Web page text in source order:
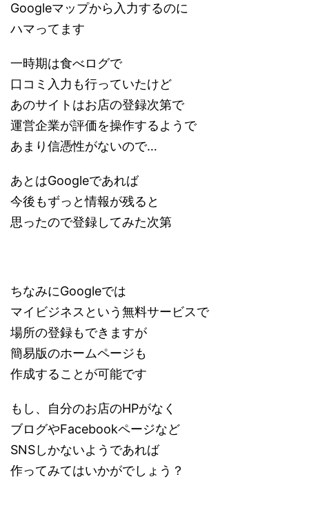
Googleマップから入力するのに
ハマってます
一時期は食べログで
口コミ入力も行っていたけど
あのサイトはお店の登録次第で
運営企業が評価を操作するようで
あまり信憑性がないので…
あとはGoogleであれば
今後もずっと情報が残ると
思ったので登録してみた次第
ちなみにGoogleでは
マイビジネスという無料サービスで
場所の登録もできますが
簡易版のホームページも
作成することが可能です
もし、自分のお店のHPがなく
ブログやFacebookページなど
SNSしかないようであれば
作ってみてはいかがでしょう？